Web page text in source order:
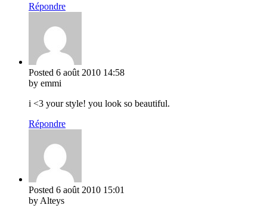
Répondre
Posted 6 août 2010 14:58
by emmi
i <3 your style! you look so beautiful.
Répondre
Posted 6 août 2010 15:01
by Alteys